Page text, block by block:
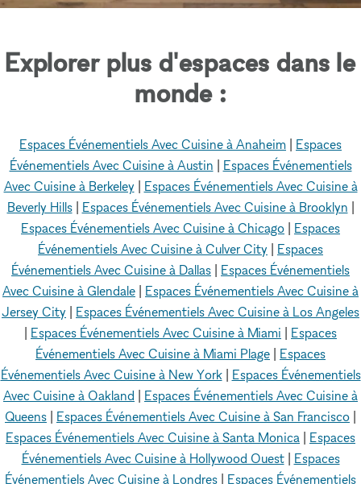
Explorer plus d'espaces dans le
monde :
Espaces Événementiels Avec Cuisine à Anaheim
Espaces
Événementiels Avec Cuisine à Austin
Espaces Événementiels
Avec Cuisine à Berkeley
Espaces Événementiels Avec Cuisine à
Beverly Hills| Espaces Événementiels Avec Cuisine à Brooklyn
Espaces Événementiels Avec Cuisine à Chicago
Espaces
Événementiels Avec Cuisine à Culver City
Espaces
Événementiels Avec Cuisine à Dallas
Espaces Événementiels
Avec Cuisine à Glendale
Espaces Événementiels Avec Cuisine à
Jersey City
Espaces Événementiels Avec Cuisine à Los Angeles
Espaces Événementiels Avec Cuisine à Miami
Espaces
Événementiels Avec Cuisine à Miami Plage
Espaces
Événementiels Avec Cuisine à New York| Espaces Événementiels
Avec Cuisine à Oakland
Espaces Événementiels Avec Cuisine à
Queens
Espaces Événementiels Avec Cuisine à San Francisco
Espaces Événementiels Avec Cuisine à Santa Monica
Espaces
Événementiels Avec Cuisine à Hollywood Ouest| Espaces
Événementiels Avec Cuisine à Londres
Espaces Événementiels